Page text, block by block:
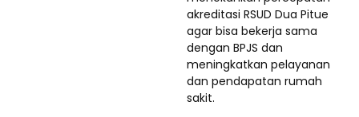
akreditasi RSUD Dua Pitue
agar bisa bekerja sama
dengan BPJS dan
meningkatkan pelayanan
dan pendapatan rumah
sakit.